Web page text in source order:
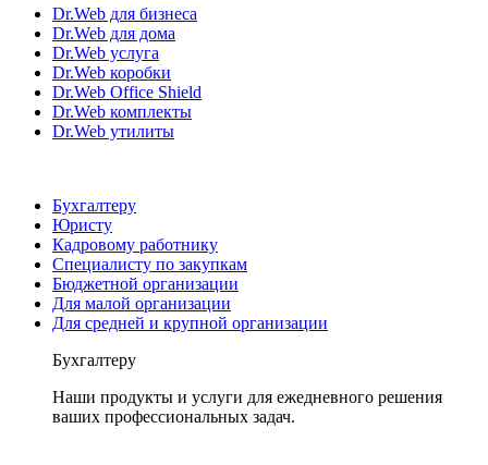
Dr.Web для бизнеса
Dr.Web для дома
Dr.Web услуга
Dr.Web коробки
Dr.Web Office Shield
Dr.Web комплекты
Dr.Web утилиты
Бухгалтеру
Юристу
Кадровому работнику
Специалисту по закупкам
Бюджетной организации
Для малой организации
Для средней и крупной организации
Бухгалтеру
Наши продукты и услуги для ежедневного решения
ваших профессиональных задач.